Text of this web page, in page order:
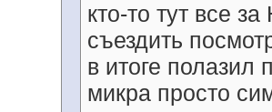
кто-то тут все
съездить
в итоге полазил
микра просто